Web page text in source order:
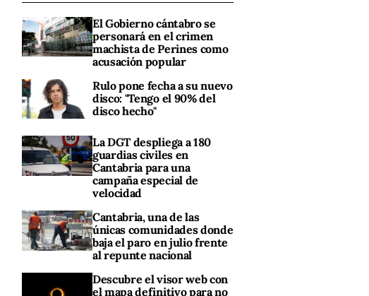
El Gobierno cántabro se
personará en el crimen
machista de Perines como
acusación popular
Rulo pone fecha a su nuevo
disco: "Tengo el 90% del
disco hecho"
La DGT despliega a 180
guardias civiles en
Cantabria para una
campaña especial de
velocidad
Cantabria, una de las
únicas comunidades donde
baja el paro en julio frente
al repunte nacional
Descubre el visor web con
el mapa definitivo para no